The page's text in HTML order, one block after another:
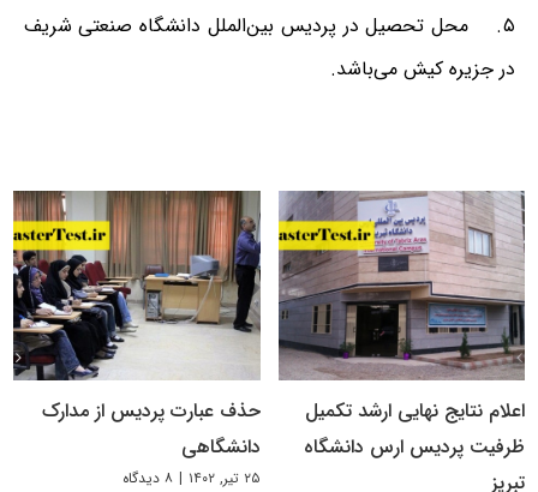
۵. محل تحصیل در پردیس بین‌الملل دانشگاه صنعتی شریف
در جزیره کیش می‌باشد.
اعلام نتایج نهایی ارشد تکمیل
ظرفیت پردیس ارس دانشگاه
تبریز
حذف عبارت پردیس از مدارک
دانشگاهی
۲۵ تیر, ۱۴۰۲ | ۸ دیدگاه